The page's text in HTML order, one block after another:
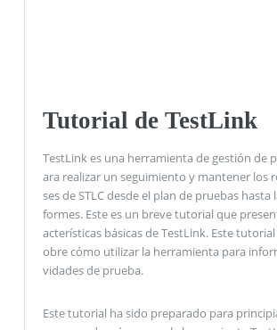
Tutorial de TestLink
TestLink es una herramienta de gestión de
ara realizar un seguimiento y mantener los
ses de STLC desde el plan de pruebas hasta
formes. Este es un breve tutorial que
acterísticas básicas de TestLink. Este
obre cómo utilizar la herramienta para
vidades de prueba.
Este tutorial ha sido preparado para